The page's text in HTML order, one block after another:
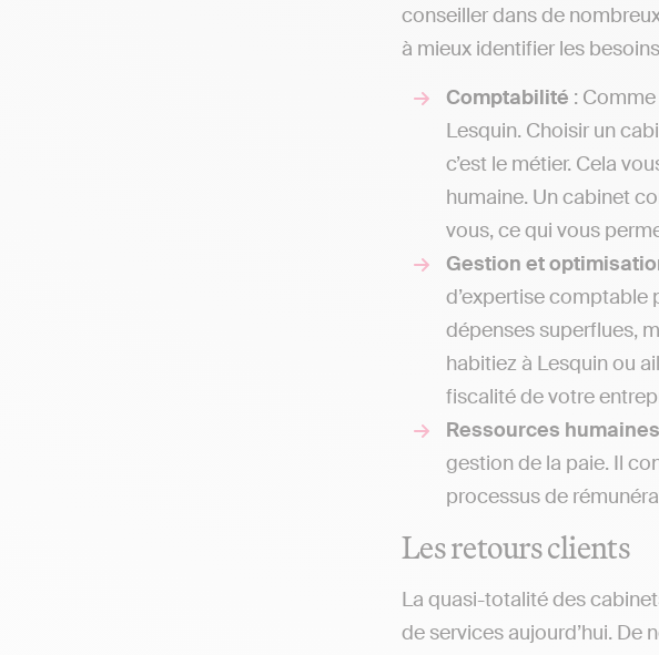
conseiller dans de
à mieux identifier les
Comptabilité :
Lesquin. Choisir un
c’est le métier. Cela
humaine. Un cabinet
vous, ce qui vous
Gestion et
d’expertise comptable
dépenses superflues,
habitiez à Lesquin ou
fiscalité de votre
Ressources humaines
gestion de la paie. Il
processus de
Les retours clients
La quasi-totalité des
de services aujourd’hui. De